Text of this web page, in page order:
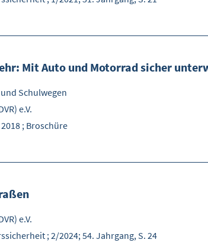
Mit Auto und Motorrad sicher
Schulwegen
e.V.
; Broschüre
e.V.
; 2/2024; 54. Jahrgang, S. 24